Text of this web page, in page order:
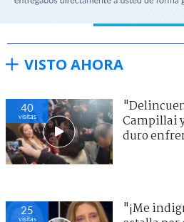
VISTO AHORA
40
visitas
Campillai
duro
25
visitas
"¡Me